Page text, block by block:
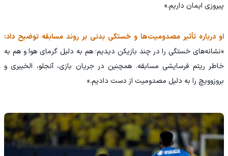
پیروزی ایمان داریم.»
او درباره تأثیر مصدومیت‌ها و خستگی بدنی بر روند مسابقه توضیح داد:
«نشانه‌های خستگی را در چند بازیکن دیدیم؛ هم به دلیل گرمای هوا و هم به
خاطر ریتم فرسایشی مسابقه. همچنین در جریان بازی، آنجلو، الخیبری و
بروزوویچ را به دلیل مصدومیت از دست دادیم.»